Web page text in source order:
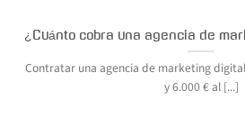
¿Cuánto cobra una agencia de
Contratar una agencia de marketing
y 6.000 € al [...]